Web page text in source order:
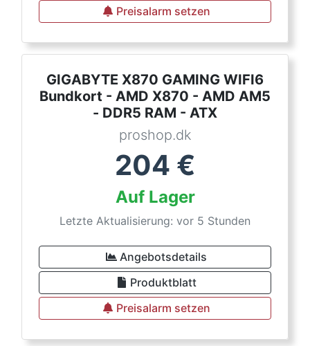
Preisalarm setzen
GIGABYTE X870 GAMING WIFI6
Bundkort - AMD X870 - AMD AM5
- DDR5 RAM - ATX
proshop.dk
204 €
Auf Lager
Letzte Aktualisierung: vor 5 Stunden
Angebotsdetails
Produktblatt
Preisalarm setzen